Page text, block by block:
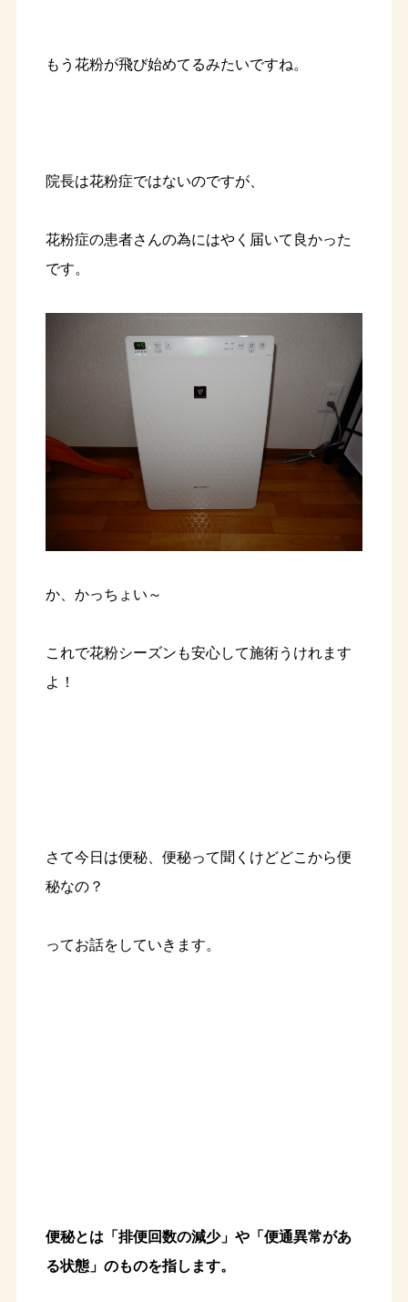
もう花粉が飛び始めてるみたいですね。
院長は花粉症ではないのですが、
花粉症の患者さんの為にはやく届いて良かった
です。
か、かっちょい～
これで花粉シーズンも安心して施術うけれます
よ！
さて今日は便秘、便秘って聞くけどどこから便
秘なの？
ってお話をしていきます。
便秘とは「排便回数の減少」や「便通異常があ
る状態」のものを指します。